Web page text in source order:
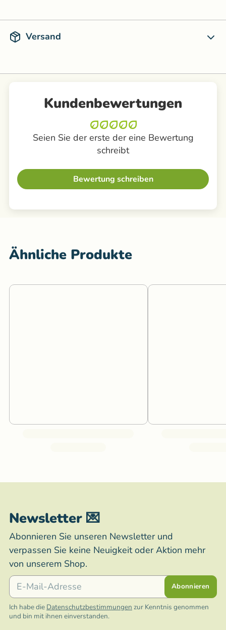
Versand
Kundenbewertungen
Seien Sie der erste der eine Bewertung
schreibt
Bewertung schreiben
Ähnliche Produkte
Newsletter 💌
Abonnieren Sie unseren Newsletter und
verpassen Sie keine Neuigkeit oder Aktion mehr
von unserem Shop.
E-Mail
Abonnieren
Ich habe die Datenschutzbestimmungen zur Kenntnis genommen
und bin mit ihnen einverstanden.